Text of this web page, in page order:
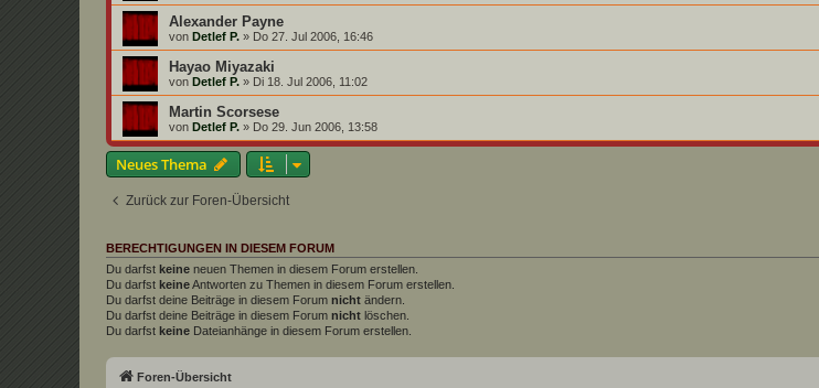
Alexander Payne
von Detlef P. » Do 27. Jul 2006, 16:46
Hayao Miyazaki
von Detlef P. » Di 18. Jul 2006, 11:02
Martin Scorsese
von Detlef P. » Do 29. Jun 2006, 13:58
Neues Thema
Zurück zur Foren-Übersicht
BERECHTIGUNGEN IN DIESEM FORUM
Du darfst keine neuen Themen in diesem Forum erstellen.
Du darfst keineAntworten zu Themen in diesem Forum erstellen.
Du darfst deine Beiträge in diesem Forum nicht ändern.
Du darfst deine Beiträge in diesem Forum nicht löschen.
Du darfst keine Dateianhänge in diesem Forum erstellen.
Foren-Übersicht